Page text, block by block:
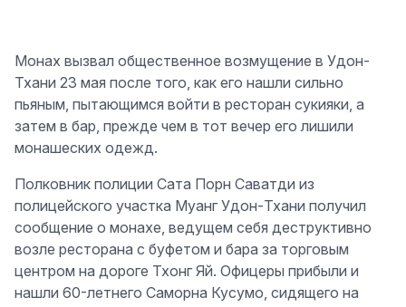
Монах вызвал общественное возмущение в Удон-
Тхани 23 мая после того, как его нашли сильно
пьяным, пытающимся войти в ресторан сукияки, а
затем в бар, прежде чем в тот вечер его лишили
монашеских одежд.
Полковник полиции Сата Порн Саватди из
полицейского участка Муанг Удон-Тхани получил
сообщение о монахе, ведущем себя деструктивно
возле ресторана с буфетом и бара за торговым
центром на дороге Тхонг Яй. Офицеры прибыли и
нашли 60-летнего Саморна Кусумо, сидящего на